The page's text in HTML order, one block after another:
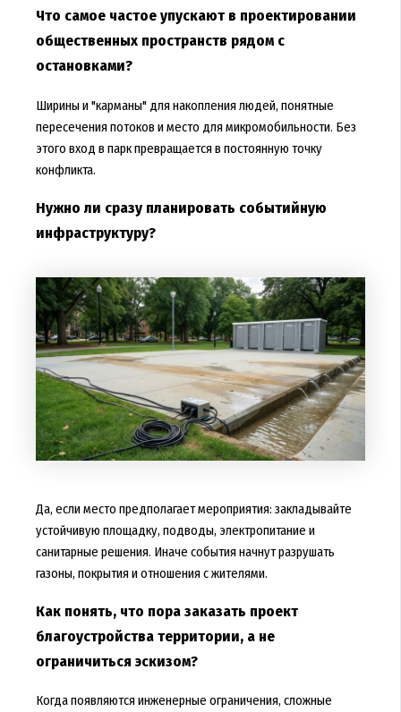
Что самое частое упускают в проектировании
общественных пространств рядом с
остановками?
Ширины и "карманы" для накопления людей, понятные
пересечения потоков и место для микромобильности. Без
этого вход в парк превращается в постоянную точку
конфликта.
Нужно ли сразу планировать событийную
инфраструктуру?
Да, если место предполагает мероприятия: закладывайте
устойчивую площадку, подводы, электропитание и
санитарные решения. Иначе события начнут разрушать
газоны, покрытия и отношения с жителями.
Как понять, что пора заказать проект
благоустройства территории, а не
ограничиться эскизом?
Когда появляются инженерные ограничения, сложные